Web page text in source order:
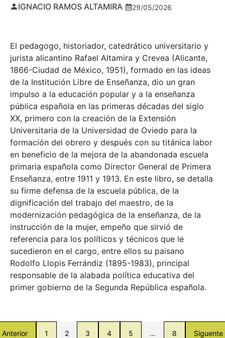
IGNACIO RAMOS ALTAMIRA 29/05/2026
El pedagogo, historiador, catedrático universitario y
jurista alicantino Rafael Altamira y Crevea (Alicante,
1866-Ciudad de México, 1951), formado en las ideas
de la Institución Libre de Enseñanza, dio un gran
impulso a la educación popular y a la enseñanza
pública española en las primeras décadas del siglo
XX, primero con la creación de la Extensión
Universitaria de la Universidad de Oviedo para la
formación del obrero y después con su titánica labor
en beneficio de la mejora de la abandonada escuela
primaria española como Director General de Primera
Enseñanza, entre 1911 y 1913. En este libro, se detalla
su firme defensa de la escuela pública, de la
dignificación del trabajo del maestro, de la
modernización pedagógica de la enseñanza, de la
instrucción de la mujer, empeño que sirvió de
referencia para los políticos y técnicos que le
sucedieron en el cargo, entre ellos su paisano
Rodolfo Llopis Ferrándiz (1895-1983), principal
responsable de la alabada política educativa del
primer gobierno de la Segunda República española.
Anterior 1 2 3 4 5 … 8 Siguente